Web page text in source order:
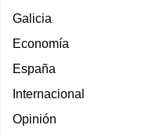
Galicia
Economía
España
Internacional
Opinión